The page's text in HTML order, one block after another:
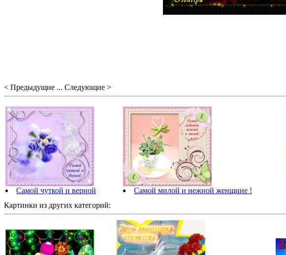
< Предыдущие ... Следующие >
Самой чуткой и верной Самой милой и нежной женщине !
Картинки из других категорий: